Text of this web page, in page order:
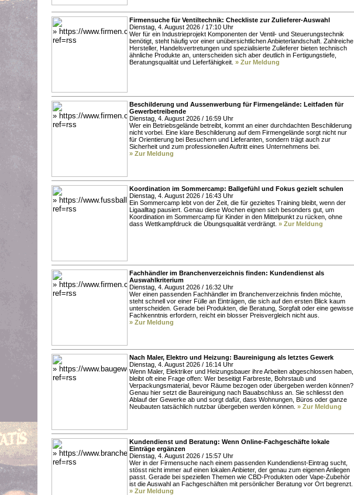
Firmensuche für Ventiltechnik: Checkliste zur Zulieferer-Auswahl
Dienstag, 4. August 2026 / 17:10 Uhr
Wer für ein Industrieprojekt Komponenten der Ventil- und Steuerungstechnik
benötigt, steht häufig vor einer unübersichtlichen Anbieterlandschaft. Zahlreiche
Hersteller, Handelsvertretungen und spezialisierte Zulieferer bieten technisch
ähnliche Produkte an, unterscheiden sich aber deutlich in Fertigungstiefe,
Beratungsqualität und Lieferfähigkeit. » Zur Meldung
Beschilderung und Aussenwerbung für Firmengelände: Leitfaden für
Gewerbetreibende
Dienstag, 4. August 2026 / 16:59 Uhr
Wer ein Betriebsgelände betreibt, kommt an einer durchdachten Beschilderung
nicht vorbei. Eine klare Beschilderung auf dem Firmengelände sorgt nicht nur
für Orientierung bei Besuchern und Lieferanten, sondern trägt auch zur
Sicherheit und zum professionellen Auftritt eines Unternehmens bei.
» Zur Meldung
Koordination im Sommercamp: Ballgefühl und Fokus gezielt schulen
Dienstag, 4. August 2026 / 16:43 Uhr
Ein Sommercamp lebt von der Zeit, die für gezieltes Training bleibt, wenn der
Ligaalltag pausiert. Genau diese Wochen eignen sich besonders gut, um
Koordination im Sommercamp für Kinder in den Mittelpunkt zu rücken, ohne
dass Wettkampfdruck die Übungsqualität verdrängt. » Zur Meldung
Fachhändler im Branchenverzeichnis finden: Kundendienst als
Auswahlkriterium
Dienstag, 4. August 2026 / 16:32 Uhr
Wer einen passenden Fachhändler im Branchenverzeichnis finden möchte,
steht schnell vor einer Fülle an Einträgen, die sich auf den ersten Blick kaum
unterscheiden. Gerade bei Produkten, die Beratung, Sorgfalt oder eine gewisse
Fachkenntnis erfordern, reicht ein blosser Preisvergleich nicht aus.
» Zur Meldung
Nach Maler, Elektro und Heizung: Baureinigung als letztes Gewerk
Dienstag, 4. August 2026 / 16:14 Uhr
Wenn Maler, Elektriker und Heizungsbauer ihre Arbeiten abgeschlossen haben,
bleibt oft eine Frage offen: Wer beseitigt Farbreste, Bohrstaub und
Verpackungsmaterial, bevor Räume bezogen oder übergeben werden können?
Genau hier setzt die Baureinigung nach Bauabschluss an. Sie schliesst den
Ablauf der Gewerke ab und sorgt dafür, dass Wohnungen, Büros oder ganze
Neubauten tatsächlich nutzbar übergeben werden können. » Zur Meldung
Kundendienst und Beratung: Wenn Online-Fachgeschäfte lokale
Einträge ergänzen
Dienstag, 4. August 2026 / 15:57 Uhr
Wer in der Firmensuche nach einem passenden Kundendienst-Eintrag sucht,
stösst nicht immer auf einen lokalen Anbieter, der genau zum eigenen Anliegen
passt. Gerade bei speziellen Themen wie CBD-Produkten oder Vape-Zubehör
ist die Auswahl an Fachgeschäften mit persönlicher Beratung vor Ort begrenzt.
» Zur Meldung